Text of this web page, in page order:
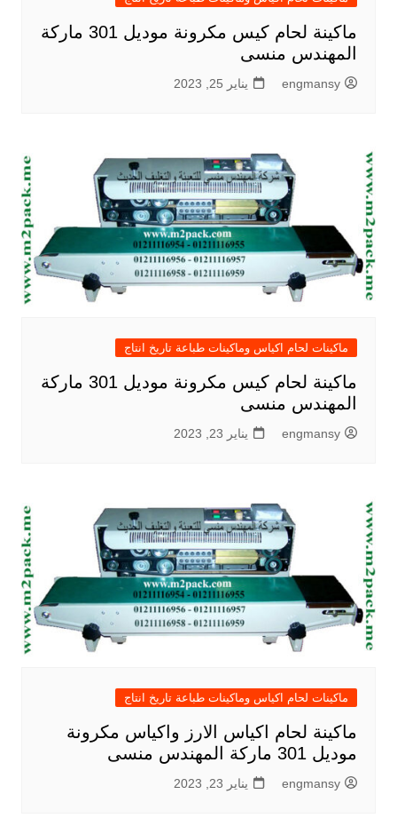
ماكينة لحام كيس مكرونة موديل 301 ماركة
المهندس منسى
engmansy يناير 25, 2023
ماكينات لحام اكياس وماكينات طباعة تاريخ انتاج
ماكينة لحام كيس مكرونة موديل 301 ماركة
المهندس منسى
engmansy يناير 23, 2023
ماكينات لحام اكياس وماكينات طباعة تاريخ انتاج
ماكينة لحام اكياس الارز واكياس مكرونة
موديل 301 ماركة المهندس منسى
engmansy يناير 23, 2023